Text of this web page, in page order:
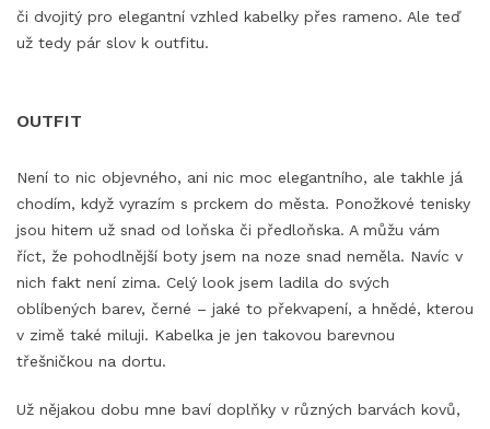
či dvojitý pro elegantní vzhled kabelky přes rameno. Ale teď
už tedy pár slov k outfitu.
OUTFIT
Není to nic objevného, ani nic moc elegantního, ale takhle já
chodím, když vyrazím s prckem do města. Ponožkové tenisky
jsou hitem už snad od loňska či předloňska. A můžu vám
říct, že pohodlnější boty jsem na noze snad neměla. Navíc v
nich fakt není zima. Celý look jsem ladila do svých
oblíbených barev, černé – jaké to překvapení, a hnědé, kterou
v zimě také miluji. Kabelka je jen takovou barevnou
třešničkou na dortu.
Už nějakou dobu mne baví doplňky v různých barvách kovů,